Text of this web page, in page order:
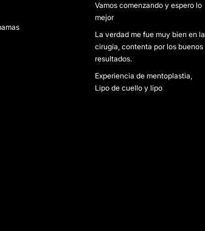
Vamos comenzando y espero lo
mejor
La verdad me fue muy bien en la
cirugía, contenta por los buenos
resultados.
Experiencia de mentoplastia,
Lipo de cuello y lipo